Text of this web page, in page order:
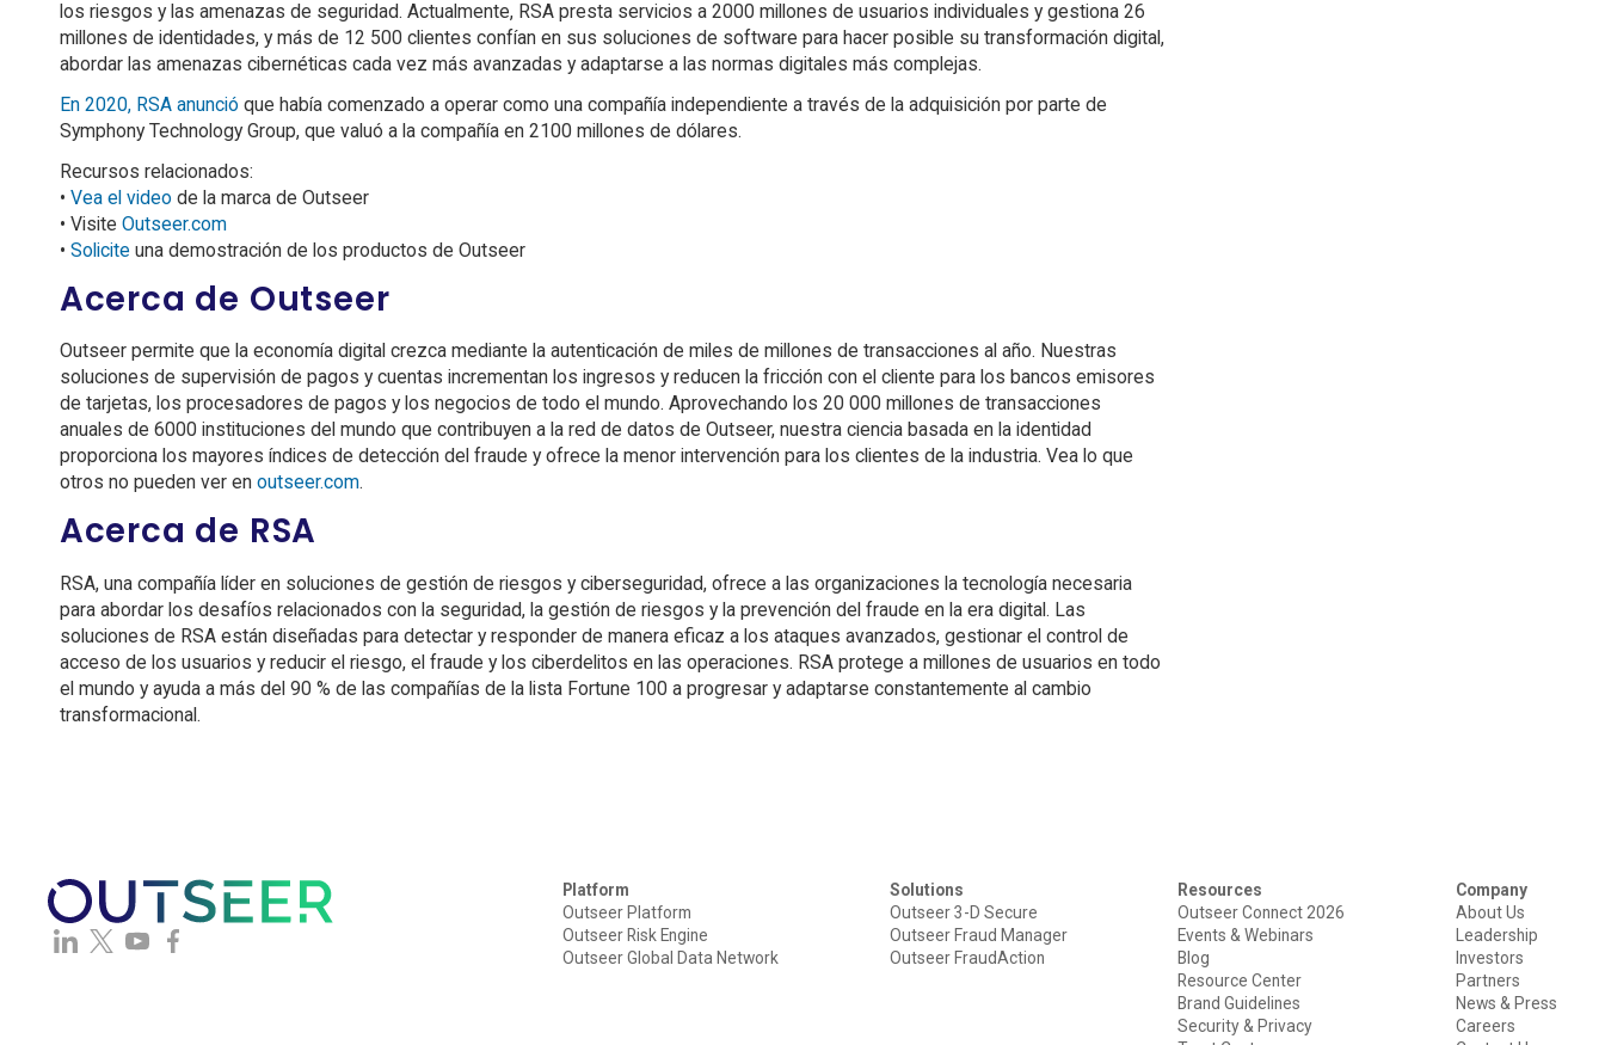
los riesgos y las amenazas de seguridad. Actualmente, RSA presta servicios a 2000 millones de usuarios individuales y gestiona 26
millones de identidades, y más de 12 500 clientes confían en sus soluciones de software para hacer posible su transformación digital,
abordar las amenazas cibernéticas cada vez más avanzadas y adaptarse a las normas digitales más complejas.
En 2020, RSA anuncióque había comenzado a operar como una compañía independiente a través de la adquisición por parte de
Symphony Technology Group, que valuó a la compañía en 2100 millones de dólares.
Recursos relacionados:
• Vea el videode la marca de Outseer
• Visite Outseer.com
• Soliciteuna demostración de los productos de Outseer
Acerca de Outseer
Outseer permite que la economía digital crezca mediante la autenticación de miles de millones de transacciones al año. Nuestras
soluciones de supervisión de pagos y cuentas incrementan los ingresos y reducen la fricción con el cliente para los bancos emisores
de tarjetas, los procesadores de pagos y los negocios de todo el mundo. Aprovechando los 20 000 millones de transacciones
anuales de 6000 instituciones del mundo que contribuyen a la red de datos de Outseer, nuestra ciencia basada en la identidad
proporciona los mayores índices de detección del fraude y ofrece la menor intervención para los clientes de la industria. Vea lo que
otros no pueden ver en outseer.com.
Acerca de RSA
RSA, una compañía líder en soluciones de gestión de riesgos y ciberseguridad, ofrece a las organizaciones la tecnología necesaria
para abordar los desafíos relacionados con la seguridad, la gestión de riesgos y la prevención del fraude en la era digital. Las
soluciones de RSA están diseñadas para detectar y responder de manera eficaz a los ataques avanzados, gestionar el control de
acceso de los usuarios y reducir el riesgo, el fraude y los ciberdelitos en las operaciones. RSA protege a millones de usuarios en todo
el mundo y ayuda a más del 90 % de las compañías de la lista Fortune 100 a progresar y adaptarse constantemente al cambio
transformacional.
Platform
Outseer Platform
Outseer Risk Engine
Outseer Global Data Network
Solutions
Outseer 3-D Secure
Outseer Fraud Manager
Outseer FraudAction
Resources
Outseer Connect 2026
Events & Webinars
Blog
Resource Center
Brand Guidelines
Security & Privacy
Company
About Us
Leadership
Investors
Partners
News & Press
Careers